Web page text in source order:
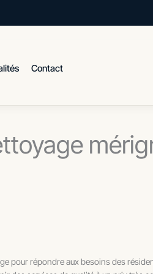
Contact
pour répondre aux besoins des